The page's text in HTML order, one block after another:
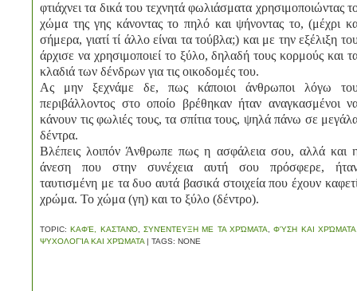
φτιάχνει τα δικά του τεχνητά φωλιάσματα χρησιμοποιώντας
χώμα της γης κάνοντας το πηλό και ψήνοντας το, (μέχρι
σήμερα, γιατί τί άλλο είναι τα τούβλα;) και με την εξέλιξη
άρχισε να χρησιμοποιεί το ξύλο, δηλαδή τους κορμούς και
κλαδιά των δένδρων για τις οικοδομές του.
Ας μην ξεχνάμε δε, πως κάποιοι άνθρωποι λόγω
περιβάλλοντος στο οποίο βρέθηκαν ήταν αναγκασμένοι
κάνουν τις φωλιές τους, τα σπίτια τους, ψηλά πάνω σε
δέντρα.
Βλέπεις λοιπόν Άνθρωπε πως η ασφάλεια σου, αλλά και
άνεση που στην συνέχεια αυτή σου πρόσφερε,
ταυτισμένη με τα δυο αυτά βασικά στοιχεία που έχουν
χρώμα. Το χώμα (γη) και το ξύλο (δέντρο).
TOPIC:ΚΑΦΈ, ΚΑΣΤΑΝΌ,ΣΥΝΈΝΤΕΥΞΗ ΜΕ ΤΑ ΧΡΏΜΑΤΑ ,ΦΎΣΗ ΚΑΙ ΧΡΏΜΑΤΑ
ΨΥΧΟΛΟΓΊΑ ΚΑΙ ΧΡΏΜΑΤΑ | TAGS: NONE